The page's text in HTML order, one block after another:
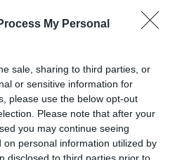
My Personal
sale, sharing to third parties, or
or sensitive information for
please use the below opt-out
Please note that after your
you may continue seeing
on personal information utilized by
:
le débat sur son
Group